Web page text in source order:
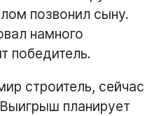
позвонил сыну.
намного
победитель.
строитель, сейчас
планирует